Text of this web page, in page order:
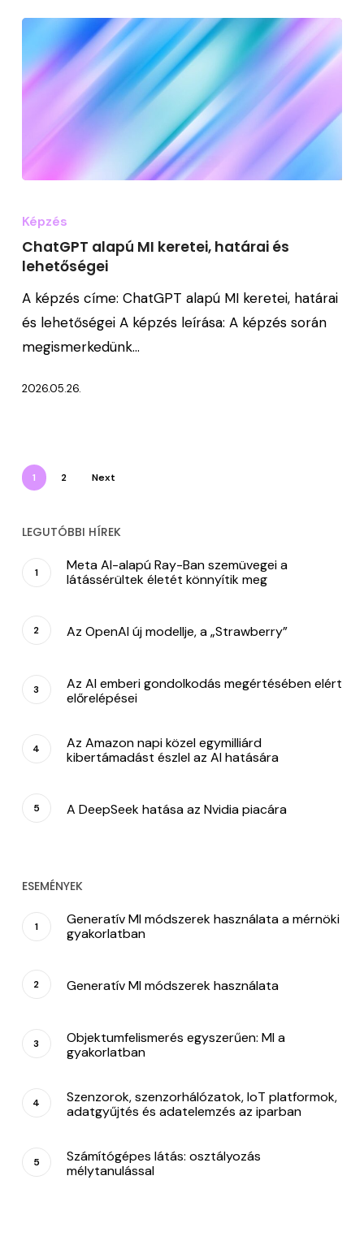
alapú
MI
keretei,
határai
és
lehetőségei
Képzés
ChatGPT alapú MI keretei, határai és
lehetőségei
A képzés címe: ChatGPT alapú MI keretei, határai
és lehetőségei A képzés leírása: A képzés során
megismerkedünk…
2026.05.26.
1 2 Next
LEGUTÓBBI HÍREK
Meta AI-alapú Ray-Ban szemüvegei a
látássérültek életét könnyítik meg
Az OpenAI új modellje, a „Strawberry”
Az AI emberi gondolkodás megértésében elért
előrelépései
Az Amazon napi közel egymilliárd
kibertámadást észlel az AI hatására
A DeepSeek hatása az Nvidia piacára
ESEMÉNYEK
Generatív MI módszerek használata a mérnöki
gyakorlatban
Generatív MI módszerek használata
Objektumfelismerés egyszerűen: MI a
gyakorlatban
Szenzorok, szenzorhálózatok, IoT platformok,
adatgyűjtés és adatelemzés az iparban
Számítógépes látás: osztályozás
mélytanulással